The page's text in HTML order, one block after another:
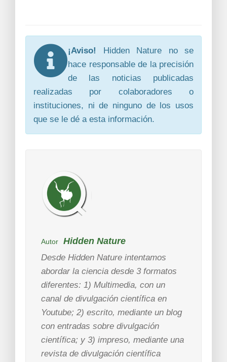
¡Aviso!
Hidden Nature no se
hace responsable de la precisión
de las noticias publicadas
realizadas por colaboradores o
instituciones, ni de ninguno de los usos
que se le dé a esta información.
Autor Hidden Nature
Desde Hidden Nature intentamos
abordar la ciencia desde 3 formatos
diferentes: 1) Multimedia, con un
canal de divulgación científica en
Youtube; 2) escrito, mediante un blog
con entradas sobre divulgación
científica; y 3) impreso, mediante una
revista de divulgación científica